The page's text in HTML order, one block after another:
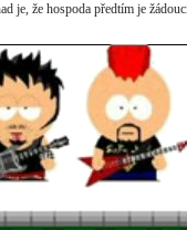
je, že hospoda předtím je